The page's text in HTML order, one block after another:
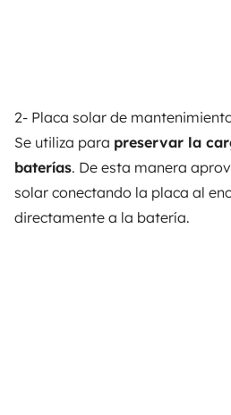
2- Placa solar de
Se utiliza para preservar la
baterías. De esta manera
solar conectando la placa al
directamente a la batería.